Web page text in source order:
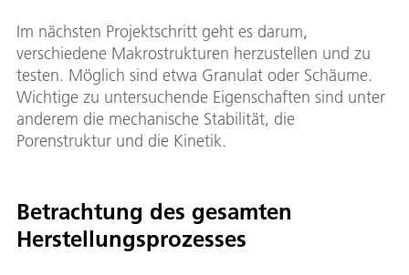
Im nächsten Projektschritt geht es darum,
verschiedene Makrostrukturen herzustellen und zu
testen. Möglich sind etwa Granulat oder Schäume.
Wichtige zu untersuchende Eigenschaften sind unter
anderem die mechanische Stabilität, die
Porenstruktur und die Kinetik.
Betrachtung des gesamten
Herstellungsprozesses